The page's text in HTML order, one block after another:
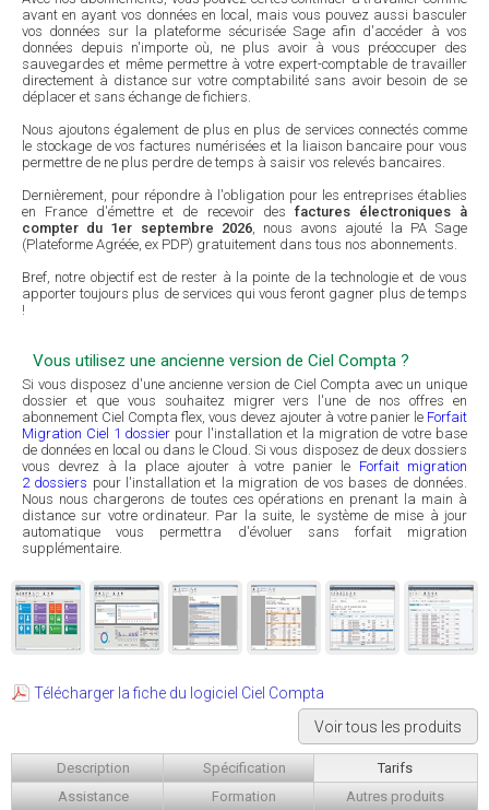
avant en ayant vos données en local, mais vous pouvez aussi basculer
vos données sur la plateforme sécurisée Sage afin d'accéder à vos
données depuis n'importe où, ne plus avoir à vous préoccuper des
sauvegardes et même permettre à votre expert-comptable de travailler
directement à distance sur votre comptabilité sans avoir besoin de se
déplacer et sans échange de fichiers.
Nous ajoutons également de plus en plus de services connectés comme
le stockage de vos factures numérisées et la liaison bancaire pour vous
permettre de ne plus perdre de temps à saisir vos relevés bancaires.
Dernièrement, pour répondre à l'obligation pour les entreprises établies
en France d'émettre et de recevoir des factures électroniques à
compter du 1er septembre 2026, nous avons ajouté la PA Sage
(Plateforme Agréée, ex PDP) gratuitement dans tous nos abonnements.
Bref, notre objectif est de rester à la pointe de la technologie et de vous
apporter toujours plus de services qui vous feront gagner plus de temps
!
Vous utilisez une ancienne version de Ciel Compta ?
Si vous disposez d'une ancienne version de Ciel Compta avec un unique
dossier et que vous souhaitez migrer vers l'une de nos offres en
abonnement Ciel Compta flex, vous devez ajouter à votre panier le Forfait
Migration Ciel 1 dossier pour l'installation et la migration de votre base
de données en local ou dans le Cloud. Si vous disposez de deux dossiers
vous devrez à la place ajouter à votre panier le Forfait migration
2 dossiers pour l'installation et la migration de vos bases de données.
Nous nous chargerons de toutes ces opérations en prenant la main à
distance sur votre ordinateur. Par la suite, le système de mise à jour
automatique vous permettra d'évoluer sans forfait migration
supplémentaire.
Télécharger la fiche du logiciel Ciel Compta
Voir tous les produits
Description Spécification
Tarifs
Assistance
Formation Autres produits